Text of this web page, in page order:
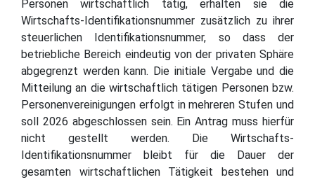
Personen wirtschaftlich tätig, erhalten sie die
Wirtschafts-Identifikationsnummer zusätzlich zu ihrer
steuerlichen Identifikationsnummer, so dass der
betriebliche Bereich eindeutig von der privaten Sphäre
abgegrenzt werden kann. Die initiale Vergabe und die
Mitteilung an die wirtschaftlich tätigen Personen bzw.
Personenvereinigungen erfolgt in mehreren Stufen und
soll 2026 abgeschlossen sein. Ein Antrag muss hierfür
nicht gestellt werden. Die Wirtschafts-
Identifikationsnummer bleibt für die Dauer der
gesamten wirtschaftlichen Tätigkeit bestehen und